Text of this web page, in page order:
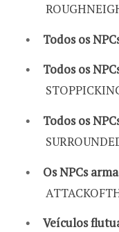
Todos os
Todos os
Todos os
Os NPCs
Veículos